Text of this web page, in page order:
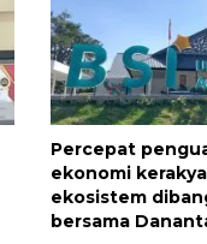
Percepat
ekonomi
ekosistem
bersama